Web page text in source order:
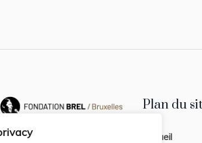
Plan du
Accueil